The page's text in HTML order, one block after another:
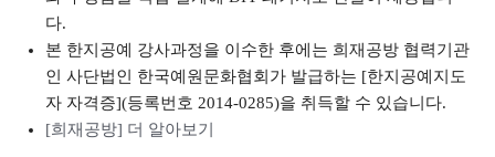
다.
본 한지공예 강사과정을 이수한 후에는 희재공방 협력기관
인 사단법인 한국예원문화협회가 발급하는 [한지공예지도
자 자격증](등록번호 2014-0285)을 취득할 수 있습니다.
[희재공방] 더 알아보기